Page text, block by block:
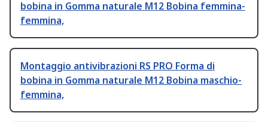
bobina in Gomma naturale M12 Bobina femmina-
femmina,
Montaggio antivibrazioni RS PRO Forma di
bobina in Gomma naturale M12 Bobina maschio-
femmina,